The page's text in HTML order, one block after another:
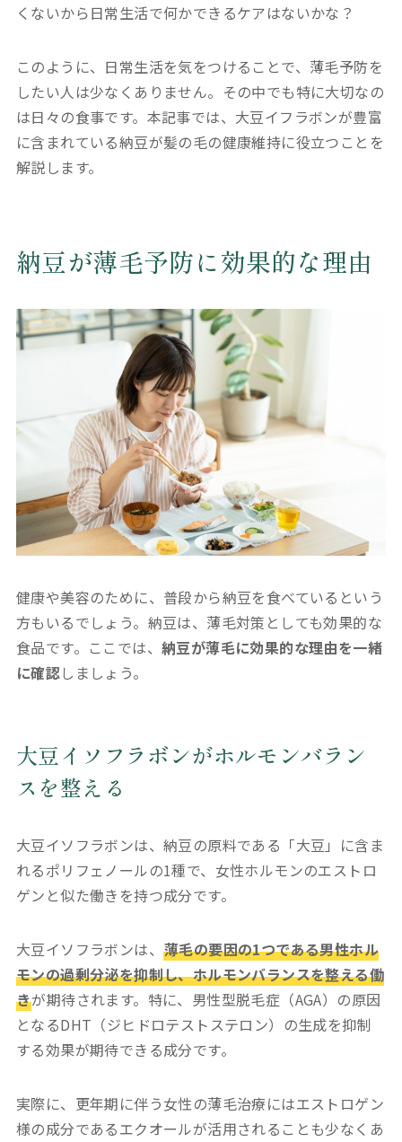
くないから日常生活で何かできるケアはないかな？
このように、日常生活を気をつけることで、薄毛予防を
したい人は少なくありません。その中でも特に大切なの
は日々の食事です。本記事では、大豆イフラボンが豊富
に含まれている納豆が髪の毛の健康維持に役立つことを
解説します。
納豆が薄毛予防に効果的な理由
健康や美容のために、普段から納豆を食べているという
方もいるでしょう。納豆は、薄毛対策としても効果的な
食品です。ここでは、 納豆が薄毛に効果的な理由を一緒
に確認しましょう。
大豆イソフラボンがホルモンバラン
スを整える
大豆イソフラボンは、納豆の原料である「大豆」に含ま
れるポリフェノールの1種で、女性ホルモンのエストロ
ゲンと似た働きを持つ成分です。
大豆イソフラボンは、 薄毛の要因の1つである男性ホル
モンの過剰分泌を抑制し、ホルモンバランスを整える働
きが期待されます。特に、男性型脱毛症（AGA）の原因
となるDHT（ジヒドロテストステロン）の生成を抑制
する効果が期待できる成分です。
実際に、更年期に伴う女性の薄毛治療にはエストロゲン
様の成分であるエクオールが活用されることも少なくあ